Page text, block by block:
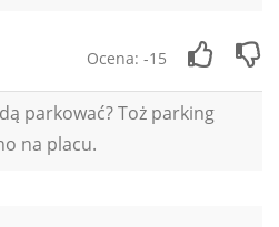
Ocena: -15
parkować? Toż parking
na placu.